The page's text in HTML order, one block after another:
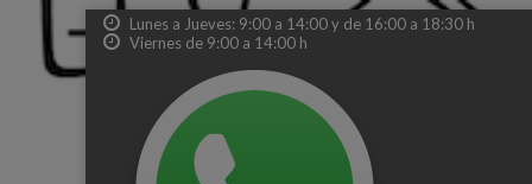
Lunes a Jueves: 9:00 a 14:00 y de 16:00 a 18:30 h
Viernes de 9:00 a 14:00 h